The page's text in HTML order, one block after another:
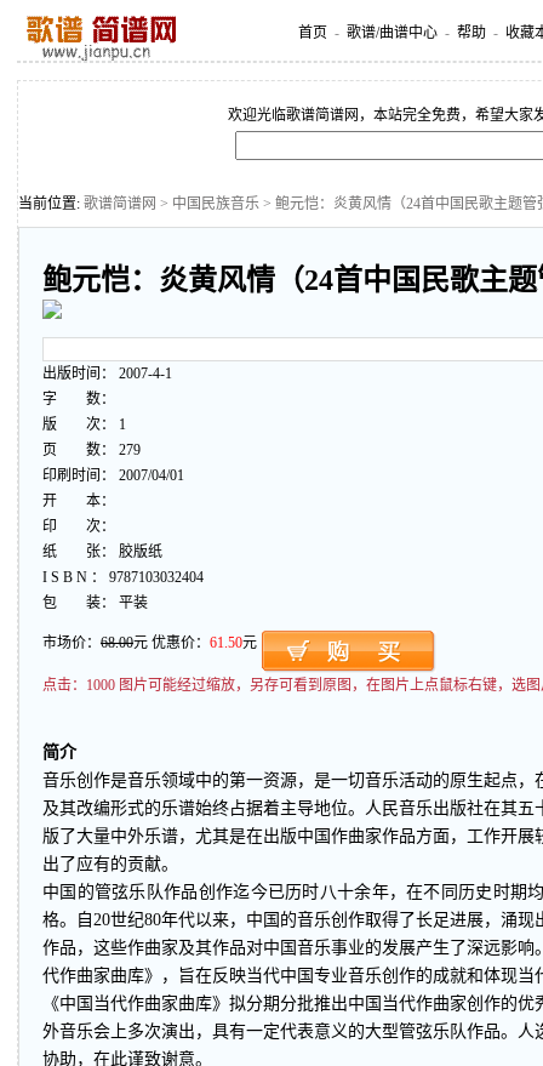
首页 - 歌谱/曲谱中心 - 帮助 - 收藏
欢迎光临歌谱简谱网，本站完全免费，希望大家
当前位置: 歌谱简谱网 > 中国民族音乐 > 鲍元恺：炎黄风情（24首中国民歌主题管
鲍元恺：炎黄风情（24首中国民歌主
出版时间： 2007-4-1
字 数：
版 次： 1
页 数： 279
印刷时间： 2007/04/01
开 本：
印 次：
纸 张： 胶版纸
I S B N ： 9787103032404
包 装： 平装
市场价： 68.00元 优惠价： 61.50元
点击： 1000 图片可能经过缩放，另存可看到原图，在图片上点鼠标右键，选
简介
音乐创作是音乐领域中的第一资源，是一切音乐活动的原生起点
及其改编形式的乐谱始终占据着主导地位。人民音乐出版社在其
版了大量中外乐谱，尤其是在出版中国作曲家作品方面，工作开
出了应有的贡献。
中国的管弦乐队作品创作迄今已历时八十余年，在不同历史时期
格。自20世纪80年代以来，中国的音乐创作取得了长足进展，涌
作品，这些作曲家及其作品对中国音乐事业的发展产生了深远影
代作曲家曲库》，旨在反映当代中国专业音乐创作的成就和体现当
《中国当代作曲家曲库》拟分期分批推出中国当代作曲家创作的
外音乐会上多次演出，具有一定代表意义的大型管弦乐队作品。
协助，在此谨致谢意。